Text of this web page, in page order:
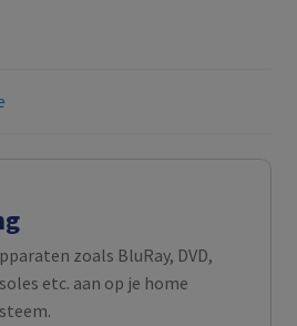
zoals BluRay, DVD,
etc. aan op je home